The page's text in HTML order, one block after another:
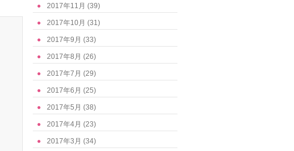
2017年11月 (39)
2017年10月 (31)
2017年9月 (33)
2017年8月 (26)
2017年7月 (29)
2017年6月 (25)
2017年5月 (38)
2017年4月 (23)
2017年3月 (34)